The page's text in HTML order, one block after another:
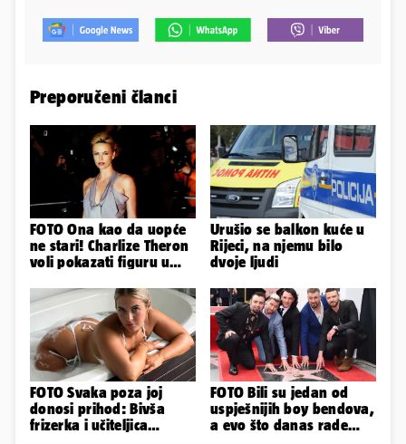
Preporučeni članci
FOTO Ona kao da uopće
ne stari! Charlize Theron
voli pokazati figuru u
Urušio se balkon kuće u
Rijeci, na njemu bilo
dvoje ljudi
FOTO Svaka poza joj
donosi prihod: Bivša
frizerka i učiteljica
FOTO Bili su jedan od
uspješnijih boy bendova,
a evo što danas rade